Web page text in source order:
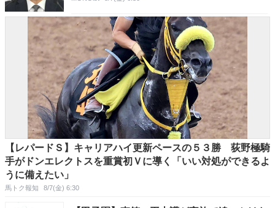
【レパードＳ】キャリアハイ更新ペースの５３勝 荻野極騎
手がドンエレクトスを重賞初Ｖに導く「いい対処ができるよ
うに備えたい」
馬トク報知 8/7(金) 6:30